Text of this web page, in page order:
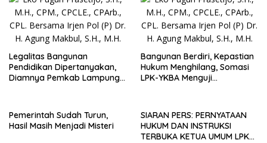
Legalitas Bangunan
Pendidikan Dipertanyakan,
Diamnya Pemkab Lampung
Administrasi Negara atas
Polemik Legalitas Bangunan
Pendidikan
Bangunan Berdiri, Kepastian
Hukum Menghilang, Somasi
LPK-YKBA Menguji
Pemerintah Sudah Turun,
Hasil Masih Menjadi Misteri
SIARAN PERS: PERNYATAAN
HUKUM DAN INSTRUKSI
TERBUKA KETUA UMUM LPK